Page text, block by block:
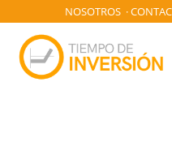
NOSOTROS ·